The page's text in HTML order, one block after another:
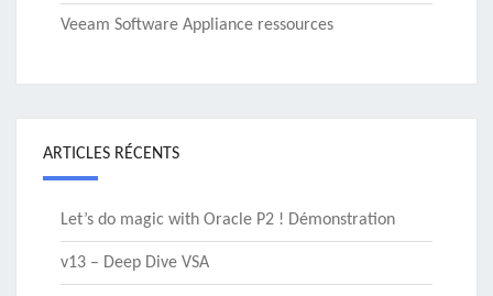
Veeam Software Appliance ressources
ARTICLES RÉCENTS
Let’s do magic with Oracle P2 ! Démonstration
v13 – Deep Dive VSA